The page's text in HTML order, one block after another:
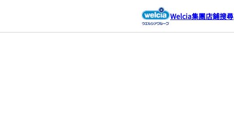
Welcia集團店鋪搜尋